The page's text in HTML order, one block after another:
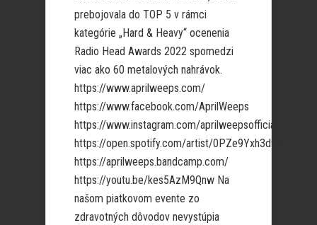
prebojovala do TOP 5 v rámci
kategórie „Hard & Heavy“ ocenenia
Radio Head Awards 2022 spomedzi
viac ako 60 metalových nahrávok.
https://www.aprilweeps.com/
https://www.facebook.com/AprilWeeps
https://www.instagram.com/aprilweepsofficial/
https://open.spotify.com/artist/
https://aprilweeps.bandcamp.com/
https://youtu.be/kes5AzM9Qnw Na
našom piatkovom evente zo
zdravotných dôvodov nevystúpia